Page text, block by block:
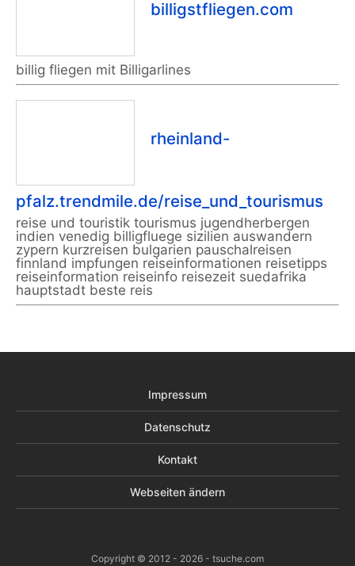
billigstfliegen.com
billig fliegen mit Billigarlines
rheinland-
pfalz.trendmile.de/reise_und_tourismus
reise und touristik tourismus jugendherbergen
indien venedig billigfluege sizilien auswandern
zypern kurzreisen bulgarien pauschalreisen
finnland impfungen reiseinformationen reisetipps
reiseinformation reiseinfo reisezeit suedafrika
hauptstadt beste reis
Impressum
Datenschutz
Kontakt
Webseiten ändern
Copyright © 2012 - 2026 - tsuche.com